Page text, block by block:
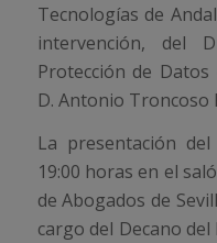
Tecnologías de
intervención, del
Protección de
D. Antonio Troncoso
La presentación
19:00 horas en el
de Abogados de
cargo del Decano del